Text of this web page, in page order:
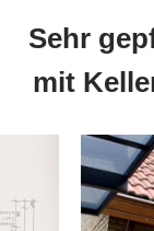
Sehr
mit